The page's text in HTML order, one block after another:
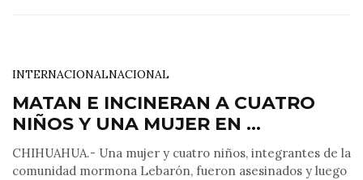
INTERNACIONALNACIONAL
MATAN E INCINERAN A CUATRO
NIÑOS Y UNA MUJER EN ...
CHIHUAHUA.- Una mujer y cuatro niños, integrantes de la
comunidad mormona Lebarón, fueron asesinados y luego